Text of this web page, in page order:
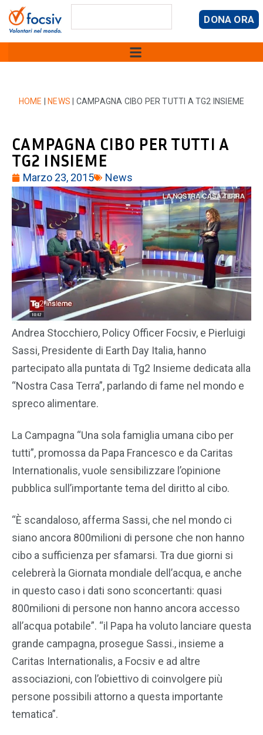
DONA ORA
HOME NEWS CAMPAGNA CIBO PER TUTTI A TG2 INSIEME
CAMPAGNA CIBO PER TUTTI A
TG2 INSIEME
Marzo 23, 2015 News
Andrea Stocchiero, Policy Officer Focsiv, e Pierluigi
Sassi, Presidente di Earth Day Italia, hanno
partecipato alla puntata di Tg2 Insieme dedicata alla
“Nostra Casa Terra”, parlando di fame nel mondo e
spreco alimentare.
La Campagna “Una sola famiglia umana cibo per
tutti”, promossa da Papa Francesco e da Caritas
Internationalis, vuole sensibilizzare l’opinione
pubblica sull’importante tema del diritto al cibo.
“È scandaloso, afferma Sassi, che nel mondo ci
siano ancora 800milioni di persone che non hanno
cibo a sufficienza per sfamarsi. Tra due giorni si
celebrerà la Giornata mondiale dell’acqua, e anche
in questo caso i dati sono sconcertanti: quasi
800milioni di persone non hanno ancora accesso
all’acqua potabile”. “il Papa ha voluto lanciare questa
grande campagna, prosegue Sassi., insieme a
Caritas Internationalis, a Focsiv e ad altre
associazioni, con l’obiettivo di coinvolgere più
persone possibili attorno a questa importante
tematica”.